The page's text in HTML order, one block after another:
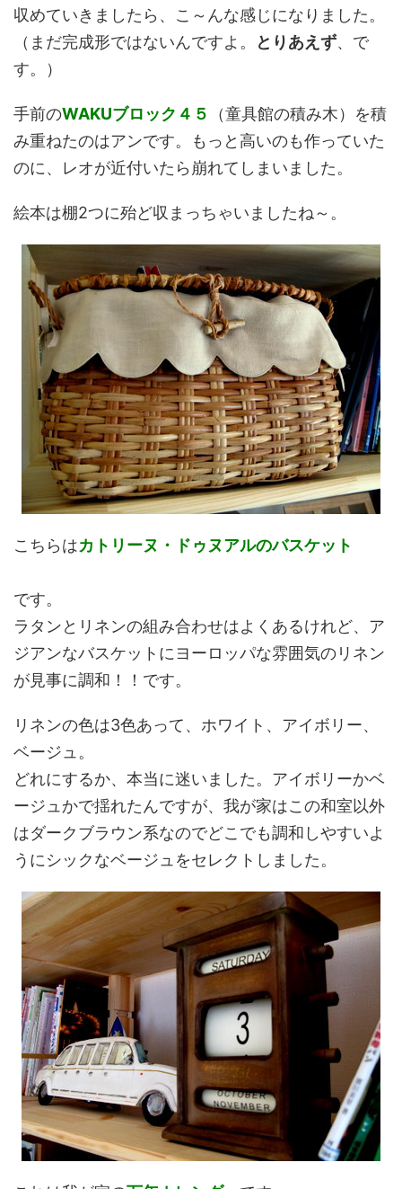
収めていきましたら、こ～んな感じになりました。
（まだ完成形ではないんですよ。
とりあえず、で
す。）
手前のWAKUブロック４５
（童具館の積み木）を積
み重ねたのはアンです。もっと高いのも作っていた
のに、レオが近付いたら崩れてしまいました。
絵本は棚2つに殆ど収まっちゃいましたね～。
こちらはカトリーヌ・ドゥヌアルのバスケット
です。
ラタンとリネンの組み合わせはよくあるけれど、ア
ジアンなバスケットにヨーロッパな雰囲気のリネン
が見事に調和！！です。
リネンの色は3色あって、ホワイト、アイボリー、
ベージュ。
どれにするか、本当に迷いました。アイボリーかベ
ージュかで揺れたんですが、我が家はこの和室以外
はダークブラウン系なのでどこでも調和しやすいよ
うにシックなベージュをセレクトしました。